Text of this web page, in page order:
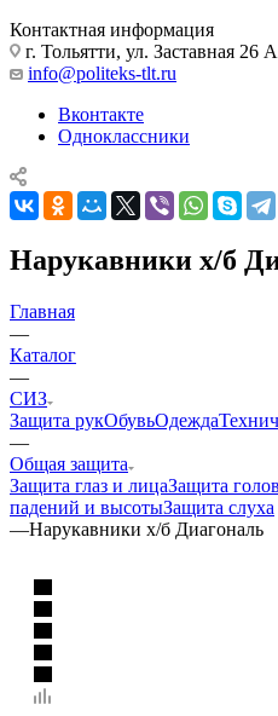
Контактная информация
г. Тольятти, ул. Заставная 26 А
info@politeks-tlt.ru
Вконтакте
Одноклассники
Нарукавники х/б
Главная
—
Каталог
—
СИЗ
Защита рукОбувьОдежда
—
Общая защита
Защита глаз и лицаЗащита
падений и высотыЗащита слуха
—Нарукавники х/б Диагональ